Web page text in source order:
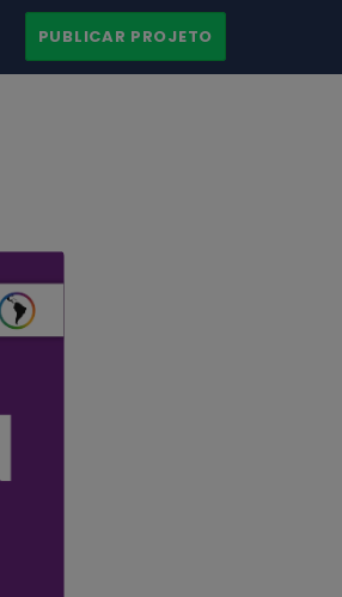
PUBLICAR PROJETO